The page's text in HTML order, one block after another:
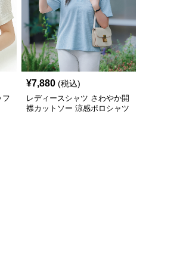
フ
¥7,880 (税込)
レディースシャツ さわやか開
襟カットソー 涼感ポロシャツ